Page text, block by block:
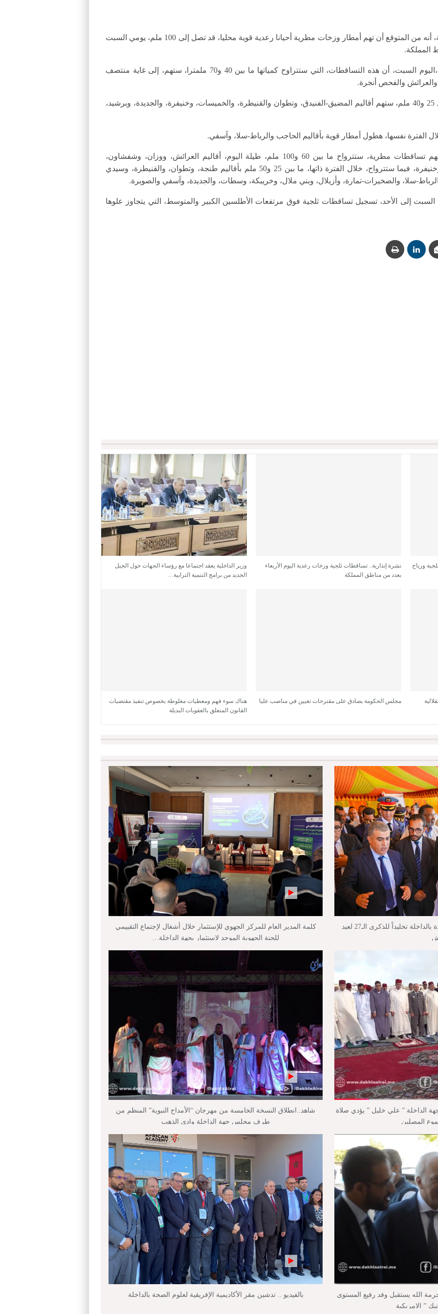
أعلنت مديرية الأرصاد الجوية الوطنية، أنه من المتوقع أن تهم أمطار وزخات مطرية أحيانا رعدية قوية محليا، قد تصل إلى 100 ملم، يومي السبت
المملكة.
وأوضحت المديرية، في نشرة خاصة،اليوم السبت، أن هذه التساقطات، التي ستتراوح كمياتها ما بين 40 و70 ملمترا، ستهم، إلى غاية منتصف
والعرائش والفحص أنجرة.
وأضافت أن تساقطات تتراوح ما بين 25 و40 ملم، ستهم أقاليم المضيق-الفنيدق، وتطوان والقنيطرة، والخميسات، وخنيفرة، والجديدة، وبرشيد،
الفترة نفسها، هطول أمطار قوية بأقاليم الحاجب والرباط-سلا، وآسفي.
وتابع أنه بالنسبة ليوم غد الأحد، ستهم تساقطات مطرية، ستترواح ما بين 60 و100 ملم، طيلة اليوم، أقاليم العرائش، ووزان، وشفشاون،
والحسيمة، وتاونات، وتازة (غرب)، وخنيفرة، فيما ستترواح، خلال الفترة ذاتها، ما بين 25 و50 ملم بأقاليم طنجة، وتطوان، والقنيطرة، وسيدي
سلا، والصخيرات-تمارة، وأزيلال، وبني ملال، وخريبكة، وسطات، والجديدة، وآسفي والصويرة.
إلى الأحد، تسجيل تساقطات ثلجية فوق مرتفعات الأطلسين الكبير والمتوسط، التي يتجاوز علوها
ورياح
نشرة إنذارية.. تساقطات ثلجية وزخات رعدية اليوم الأربعاء
بعدد من مناطق المملكة
وزير الداخلية يعقد اجتماعا مع رؤساء الجهات حول الجيل
الجديد من برامج التنمية الترابية…
مجلس الحكومة يصادق على مقترحات تعيين في مناصب عليا
هناك سوء فهم ومعطيات مغلوطة بخصوص تنفيذ مقتضيات
القانون المتعلق بالعقوبات البديلة
بالفيديو : تدشين وإطلاق مشاريع جديدة بالداخلة تخليداً للذكرى الـ27 لعيد
كلمة المدير العام للمركز الجهوي للإستثمار خلال أشغال لإجتماع التقييمي
للجنة الجهوية الموحد لإستثمار بجهة الداخلة…
الداخلة ” علي خليل ” يؤدي صلاة
المصلين
شاهد..انطلاق النسخة الخامسة من مهرجان “الأمداح النبوية” المنظم من
طرف مجلس جهة الداخلة وادي الذهب
الله يستقبل وفد رفيع المستوى
” الامريكية
بالفيديو .. تدشين مقر الأكاديمية الإفريقية لعلوم الصحة بالداخلة